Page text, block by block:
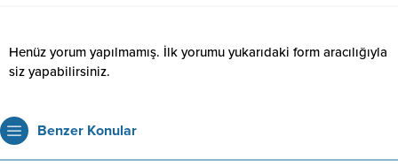
Henüz yorum yapılmamış. İlk yorumu yukarıdaki form aracılığıyla
siz yapabilirsiniz.
Benzer Konular